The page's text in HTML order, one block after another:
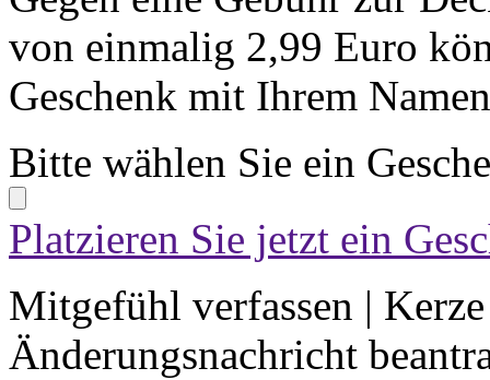
von einmalig 2,99 Euro
Geschenk mit Ihrem
Bitte wählen Sie ein
Platzieren Sie jetzt ein
Mitgefühl verfassen |
Änderungsnachricht